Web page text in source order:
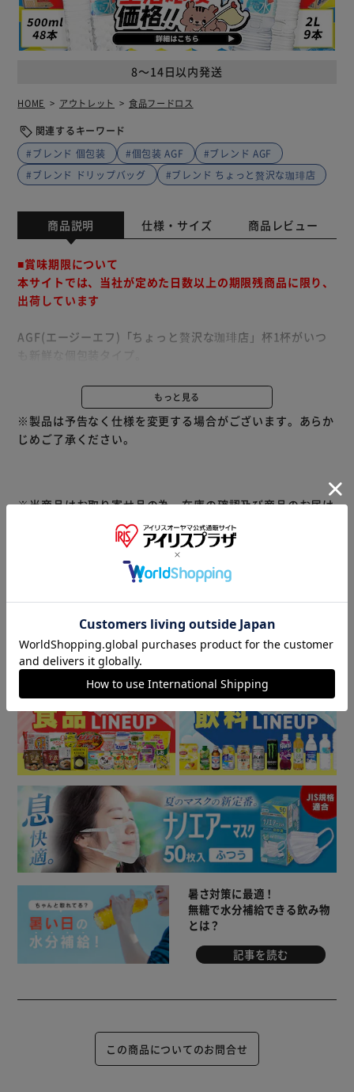
8～14日以内発送
HOME アウトレット 食品フードロス
関連するキーワード
#ブレンド 個包装
#個包装 AGF
#ブレンド AGF
#ブレンド ドリップバッグ
#ブレンド ちょっと贅沢な珈琲店
商品説明 仕様・サイズ 商品レビュー
■賞味期限について
本サイトでは、当社が定めた日数以上の期限残商品に限り、
出荷しています
AGF(エージーエフ)「ちょっと贅沢な珈琲店」杯1杯がいつ
用。本格的なハンドドリップ感覚で上質なコーヒーをお愉し
みいただけます。
1日の中で訪れる、ささやかでありながら、ちょっと贅沢な
もっと見る
※製品は予告なく仕様を変更する場合がございます。あらか
じめご了承ください。
※当商品はお取り寄せ品の為、在庫の確認及び商品のお届け
までお時間を頂く場合がございます。
また、商品がメーカーにて完売となっていた場合、キャンセ
ル又は注文内容の変更をお願いいたしております。
予めご了承くださいますようお願いいたします。
商品情報
▼ 食品・飲料おすすめ ▼
暑さ対策に最適！
無糖で水分補給できる飲み物
とは？
記事を読む
この商品についてのお問合せ